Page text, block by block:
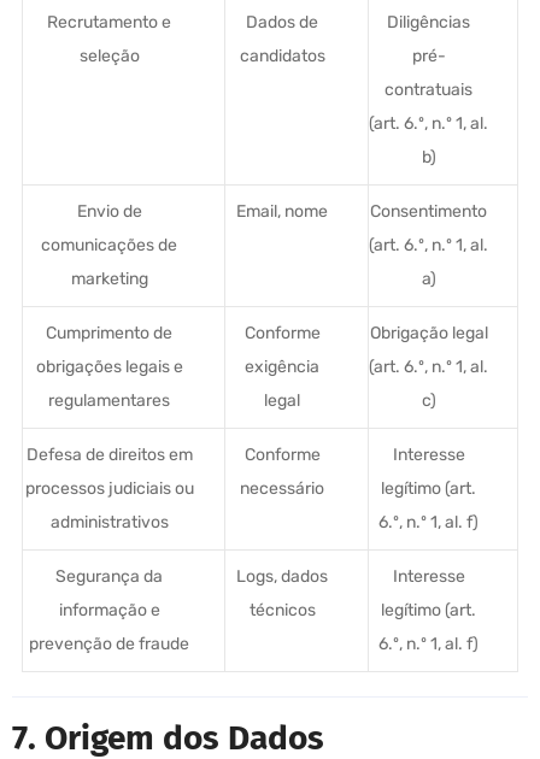
Recrutamento e
seleção
Dados de
candidatos
Diligências
pré-
contratuais
(art. 6.º, n.º 1, al.
b)
Envio de
comunicações de
marketing
Email, nome
Consentimento
(art. 6.º, n.º 1, al.
a)
Cumprimento de
obrigações legais e
regulamentares
Conforme
exigência
legal
Obrigação legal
(art. 6.º, n.º 1, al.
c)
Defesa de direitos em
processos judiciais ou
administrativos
Conforme
necessário
Interesse
legítimo (art.
6.º, n.º 1, al. f)
Segurança da
informação e
prevenção de fraude
Logs, dados
técnicos
Interesse
legítimo (art.
6.º, n.º 1, al. f)
7. Origem dos Dados